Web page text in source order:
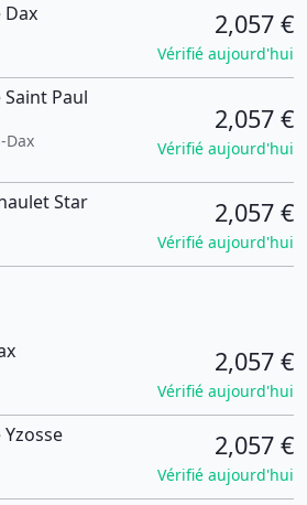
2,057 €
Vérifié aujourd'hui
Paul
Dax
2,057 €
Vérifié aujourd'hui
Star 2,057 €
Vérifié aujourd'hui
2,057 €
Vérifié aujourd'hui
2,057 €
Vérifié aujourd'hui